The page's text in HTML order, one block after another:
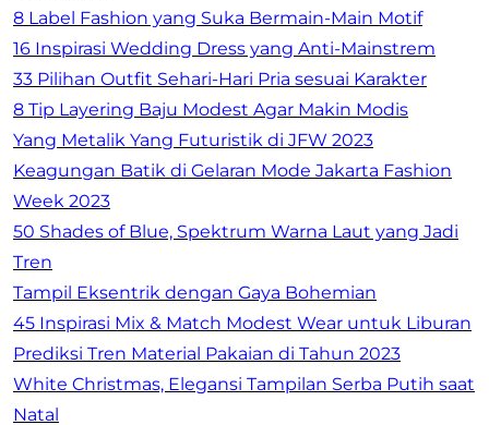
8 Label Fashion yang Suka Bermain-Main Motif
16 Inspirasi Wedding Dress yang Anti-Mainstrem
33 Pilihan Outfit Sehari-Hari Pria sesuai Karakter
8 Tip Layering Baju Modest Agar Makin Modis
Yang Metalik Yang Futuristik di JFW 2023
Keagungan Batik di Gelaran Mode Jakarta Fashion
Week 2023
50 Shades of Blue, Spektrum Warna Laut yang Jadi
Tren
Tampil Eksentrik dengan Gaya Bohemian
45 Inspirasi Mix & Match Modest Wear untuk Liburan
Prediksi Tren Material Pakaian di Tahun 2023
White Christmas, Elegansi Tampilan Serba Putih saat
Natal